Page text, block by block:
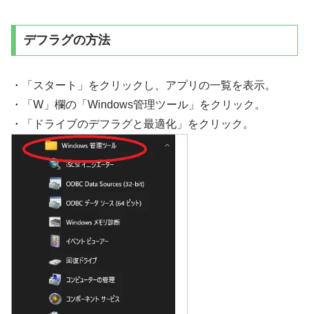
デフラグの方法
・「スタート」をクリックし、アプリの一覧を表示。
・「W」欄の「Windows管理ツール」をクリック。
・「ドライブのデフラグと最適化」をクリック。